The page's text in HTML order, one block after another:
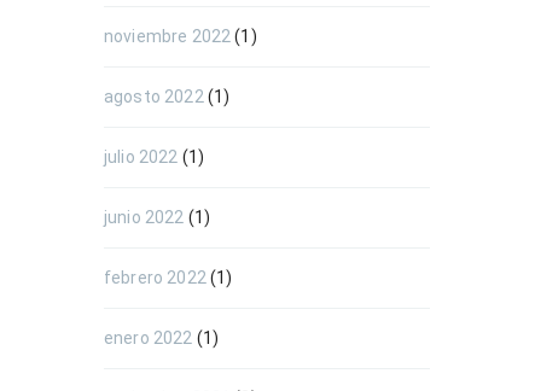
noviembre 2022 (1)
agosto 2022 (1)
julio 2022 (1)
junio 2022 (1)
febrero 2022 (1)
enero 2022 (1)